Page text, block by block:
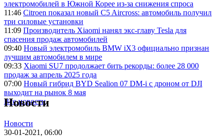
электромобилей в Южной Корее из-за снижения спроса
11:46 Citroen показал новый C5 Aircross: автомобиль получил
три силовые установки
11:09 Производитель Xiaomi нанял экс-главу Tesla для
спасения продаж автомобилей
09:40 Новый электромобиль BMW iX3 официально признан
лучшим автомобилем в мире
09:33 Xiaomi SU7 продолжает бить рекорды: более 28 000
продаж за апрель 2025 года
07:00 Новый гибрид BYD Sealion 07 DM-i с дроном от DJI
выходит на рынок 8 мая
Все новости
Новости
Новости
30-01-2021, 06:00